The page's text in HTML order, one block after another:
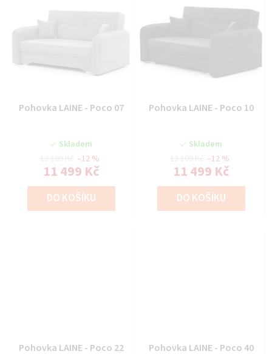
Pohovka LAINE - Poco 07
Skladem
11 499 Kč
–12 %
DO KOŠÍKU
Pohovka LAINE - Poco 10
Skladem
11 499 Kč
–12 %
DO KOŠÍKU
Pohovka LAINE - Poco 22 Pohovka LAINE - Poco 40